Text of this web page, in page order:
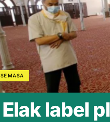
SEMASA
Elak label